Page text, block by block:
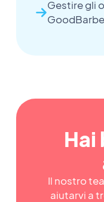
Gestire gli
Hai
Il nostro
aiutarvi a